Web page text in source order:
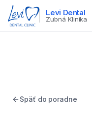
Levi Dental
Zubná Klinika
Späť do poradne